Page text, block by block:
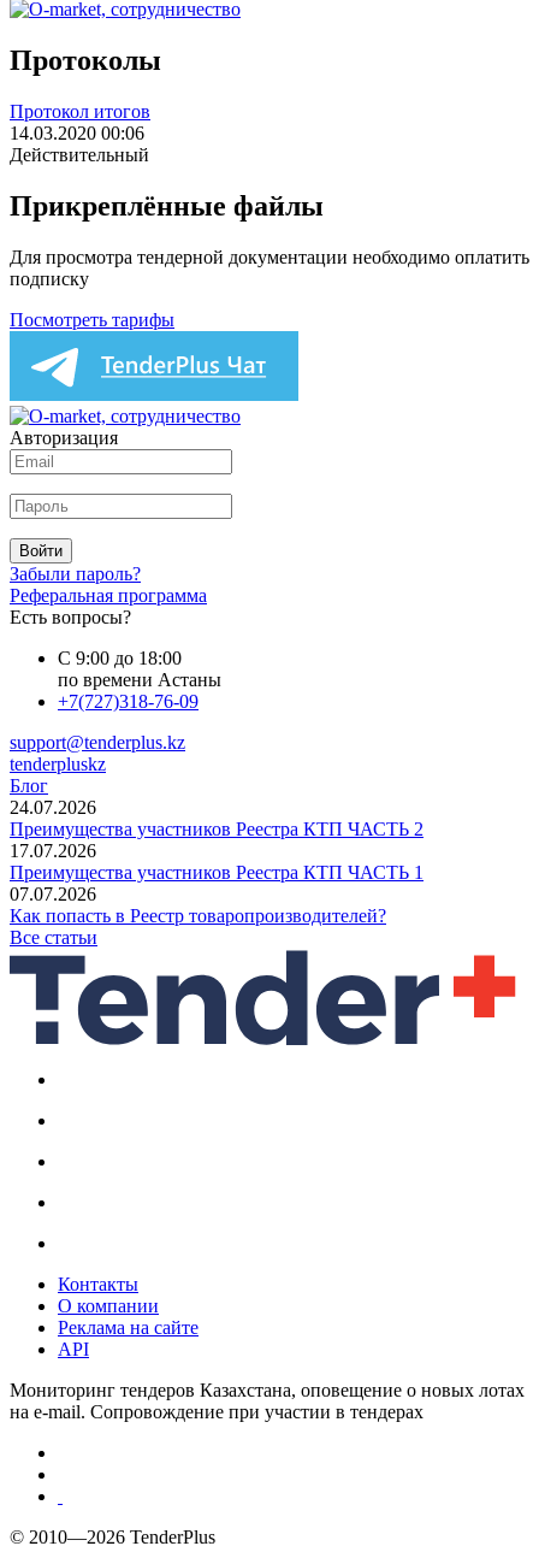
Протоколы
Протокол итогов
14.03.2020 00:06
Действительный
Прикреплённые файлы
Для просмотра тендерной документации необходимо оплатить
подписку
Посмотреть тарифы
Авторизация
Войти
Забыли пароль?
Реферальная программа
Есть вопросы?
С 9:00 до 18:00
по времени Астаны
+7(727)318-76-09
support@tenderplus.kz
tenderpluskz
Блог
24.07.2026
Преимущества участников Реестра КТП ЧАСТЬ 2
17.07.2026
Преимущества участников Реестра КТП ЧАСТЬ 1
07.07.2026
Как попасть в Реестр товаропроизводителей?
Все статьи
Контакты
О компании
Реклама на сайте
API
Мониторинг тендеров Казахстана, оповещение о новых лотах
на e-mail. Сопровождение при участии в тендерах
© 2010—2026 TenderPlus